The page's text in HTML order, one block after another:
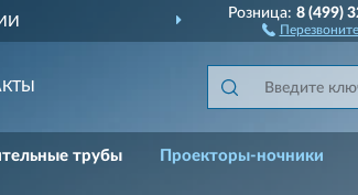
Розница:8 (499)
трубы Проекторы-ночники